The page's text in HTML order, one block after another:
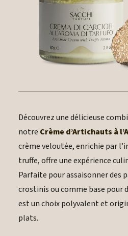
Découvrez une délicieuse
notre Crème d’Artichauts à
crème veloutée, enrichie par
truffe, offre une expérience
Parfaite pour assaisonner des
crostinis ou comme base pour
est un choix polyvalent et
plats.